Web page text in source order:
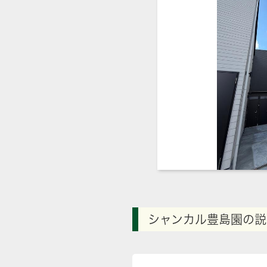
シャンカル豊島園の